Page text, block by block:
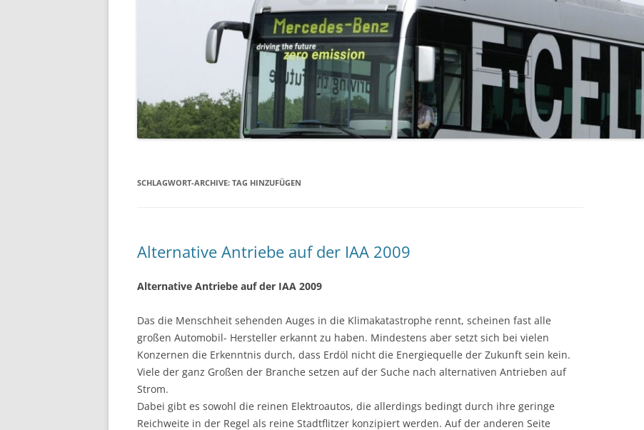
SCHLAGWORT-ARCHIVE: TAG HINZUFÜGEN
Alternative Antriebe auf der IAA 2009
Alternative Antriebe auf der IAA 2009
Das die Menschheit sehenden Auges in die Klimakatastrophe rennt, scheinen fast alle
großen Automobil- Hersteller erkannt zu haben. Mindestens aber setzt sich bei vielen
Konzernen die Erkenntnis durch, dass Erdöl nicht die Energiequelle der Zukunft sein kein.
Viele der ganz Großen der Branche setzen auf der Suche nach alternativen Antrieben auf
Strom.
Dabei gibt es sowohl die reinen Elektroautos, die allerdings bedingt durch ihre geringe
Reichweite in der Regel als reine Stadtflitzer konzipiert werden. Auf der anderen Seite